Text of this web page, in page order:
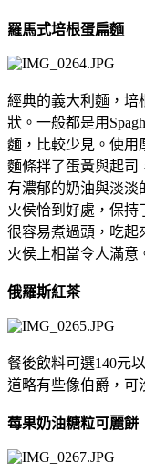
羅馬式培根蛋扁麵
經典的義大利麵，培
狀。一般都是用
麵，比較少見。使用
麵條拌了蛋黃與起司
有濃郁的奶油與淡淡
火侯恰到好處，保持
很容易煮過頭，吃起
火侯上相當令人滿意
俄羅斯紅茶
餐後飲料可選140元
道略有些像伯爵，可
莓果奶油糖粒可麗餅